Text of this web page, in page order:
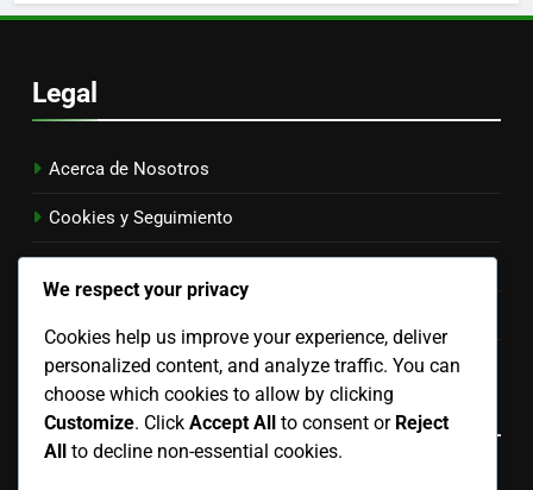
Legal
Acerca de Nosotros
Cookies y Seguimiento
Contáctenos
Language
We respect your privacy
Cookies help us improve your experience, deliver
personalized content, and analyze traffic. You can
choose which cookies to allow by clicking
Customize. Click Accept All to consent or Reject
All to decline non-essential cookies.